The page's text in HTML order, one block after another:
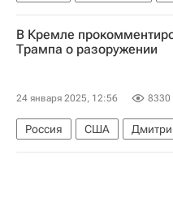
Молдавия
Майя Санду
Вадим Красносельский
В Кремле
Трампа о разоружении
24 января 2025, 12:56 8330
Россия США
Дональд Трамп
В мире